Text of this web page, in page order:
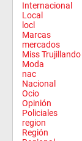
Internacional
Local
locl
Marcas
mercados
Miss Trujillando
Moda
nac
Nacional
Ocio
Opinión
Policiales
region
Región